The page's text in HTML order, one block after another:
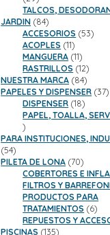
productos
TALCOS,
JARDIN 8484
productos
ACCESORIOS 5353
ACOPLES 1111
productos
MANGUERA 1111
productos
RASTRILLOS 1212
NUESTRA MARCA 8484
PAPELES Y DISPENSER 3737
DISPENSER 1818
PAPEL, TOALLA,
18
productos
PARA INSTITUCIONES,
5454
productos
PILETA DE LONA 7070
COBERTORES E
FILTROS Y
PRODUCTOS PARA
TRATAMIENTOS 66
REPUESTOS Y
PISCINAS 135135